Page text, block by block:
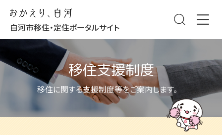
白河市移住・定住ポータルサイト
移住支援制度
移住に関する支援制度等をご案内します。